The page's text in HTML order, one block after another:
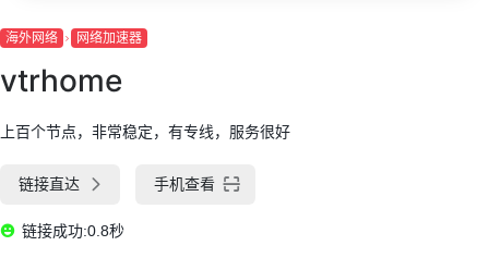
海外网络 网络加速器
vtrhome
上百个节点，非常稳定，有专线，服务很好
链接直达 手机查看
链接成功:0.8秒